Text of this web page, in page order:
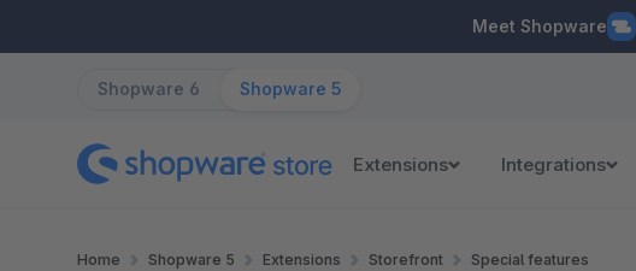
Meet Shopware
Shopware 6 Shopware 5
Extensions Integrations
Home Shopware 5 Extensions Storefront Special features